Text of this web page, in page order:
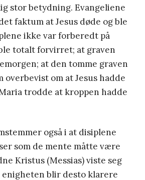
stor betydning. Evangeliene
faktum at Jesus døde og ble
ikke var forberedt på
totalt forvirret; at graven
at den tomme graven
overbevist om at Jesus hadde
trodde at kroppen hadde
også i at disiplene
som de mente måtte være
Kristus (Messias) viste seg
enigheten blir desto klarere